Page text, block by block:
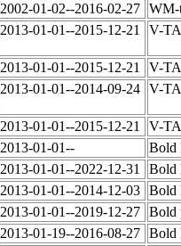
2002-01-02--2016-02-27
2013-01-01--2015-12-21 V-
2013-01-01--2015-12-21
V-
2013-01-01--2014-09-24 V-
2013-01-01--2015-12-21
V-
2013-01-01--
Bold
2013-01-01--2022-12-31
Bold
2013-01-01--2014-12-03 Bold
2013-01-01--2019-12-27 Bold
2013-01-19--2016-08-27 Bold